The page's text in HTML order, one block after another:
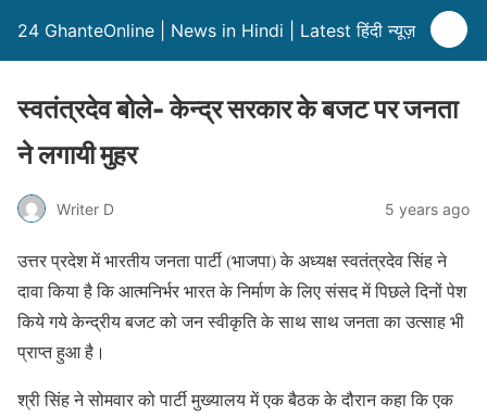
24 GhanteOnline | News in Hindi | Latest हिंदी न्यूज़
स्वतंत्रदेव बोले- केन्द्र सरकार के बजट पर जनता
ने लगायी मुहर
Writer D 5 years ago
उत्तर प्रदेश में भारतीय जनता पार्टी (भाजपा) के अध्यक्ष स्वतंत्रदेव सिंह ने
दावा किया है कि आत्मनिर्भर भारत के निर्माण के लिए संसद में पिछले दिनों पेश
किये गये केन्द्रीय बजट को जन स्वीकृति के साथ साथ जनता का उत्साह भी
प्राप्त हुआ है।
श्री सिंह ने सोमवार को पार्टी मुख्यालय में एक बैठक के दौरान कहा कि एक